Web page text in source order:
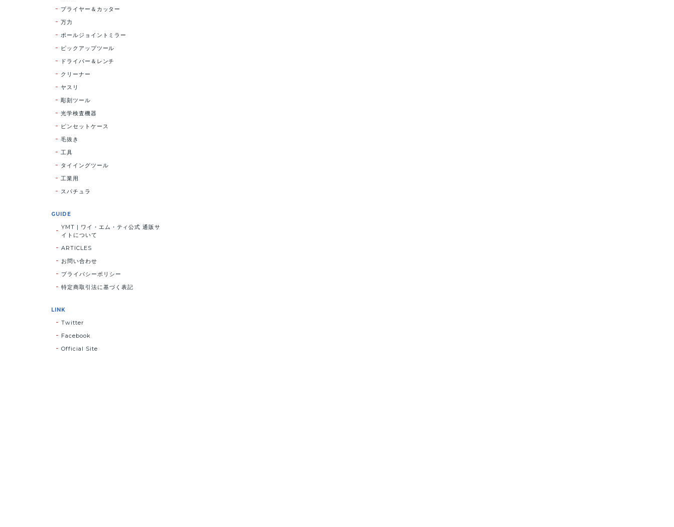
プライヤー＆カッター
万力
ポールジョイントミラー
ピックアップツール
ドライバー＆レンチ
クリーナー
ヤスリ
彫刻ツール
光学検査機器
ピンセットケース
毛抜き
工具
タイイングツール
工業用
スパチュラ
GUIDE
YMT | ワイ・エム・ティ公式 通販サ
イトについて
ARTICLES
お問い合わせ
プライバシーポリシー
特定商取引法に基づく表記
LINK
Twitter
Facebook
Official Site